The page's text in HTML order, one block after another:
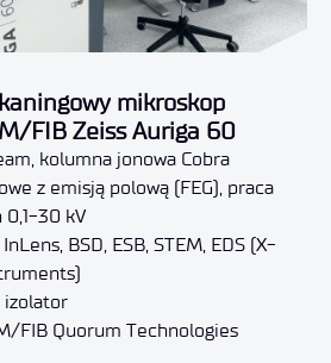
mikroskop
FIB Zeiss Auriga 60
kolumna jonowa Cobra
z emisją polową (FEG), praca
0,1-30 kV
BSD, ESB, STEM, EDS (X-
izolator
FIB Quorum Technologies